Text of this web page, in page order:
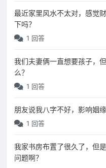
最近家里风水不太对，感觉
下吗？
1 回答
我们夫妻俩一直想要孩子，
么？
1 回答
朋友说我八字不好，影响姻
1 回答
我家书房布置了很久了，但
问题啊？